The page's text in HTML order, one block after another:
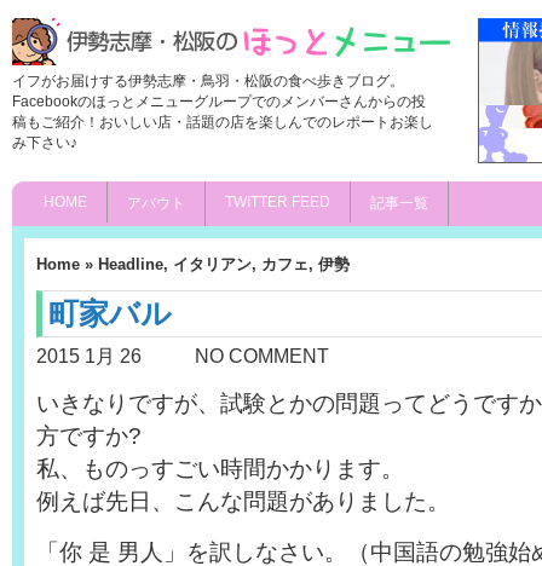
イフがお届けする伊勢志摩・鳥羽・松阪の食べ歩きブログ。
Facebookのほっとメニューグループでのメンバーさんからの投
稿もご紹介！おいしい店・話題の店を楽しんでのレポートお楽し
み下さい♪
HOME アバウト TWITTER FEED 記事一覧
Home » Headline, イタリアン, カフェ, 伊勢
町家バル
2015 1月 26 NO COMMENT
いきなりですが、試験とかの問題ってどうです
方ですか?
私、ものっすごい時間かかります。
例えば先日、こんな問題がありました。
「你 是 男人」を訳しなさい。（中国語の勉強